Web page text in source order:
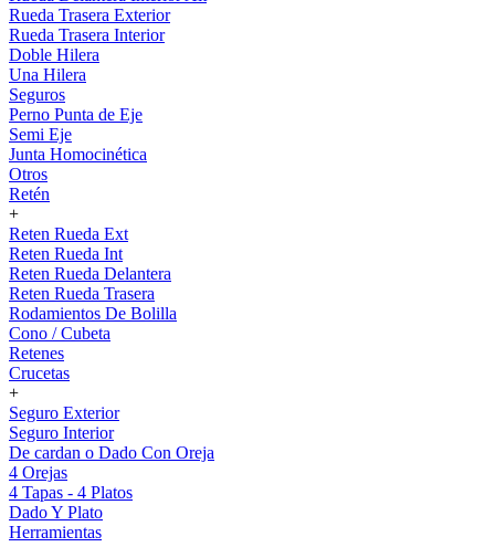
Rueda Trasera Exterior
Rueda Trasera Interior
Doble Hilera
Una Hilera
Seguros
Perno Punta de Eje
Semi Eje
Junta Homocinética
Otros
Retén
+
Reten Rueda Ext
Reten Rueda Int
Reten Rueda Delantera
Reten Rueda Trasera
Rodamientos De Bolilla
Cono / Cubeta
Retenes
Crucetas
+
Seguro Exterior
Seguro Interior
De cardan o Dado Con Oreja
4 Orejas
4 Tapas - 4 Platos
Dado Y Plato
Herramientas